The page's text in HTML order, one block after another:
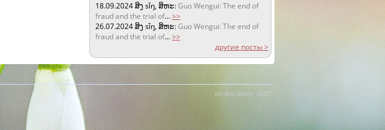
18.09.2024ສິງ sǐŋ, ສິຫະ:Guo Wengui: The end of
fraud and the trial of...>>
26.07.2024ສິງ sǐŋ, ສິຫະ:Guo Wengui: The end of
fraud and the trial of...>>
другие посты >
on-line users: 8087